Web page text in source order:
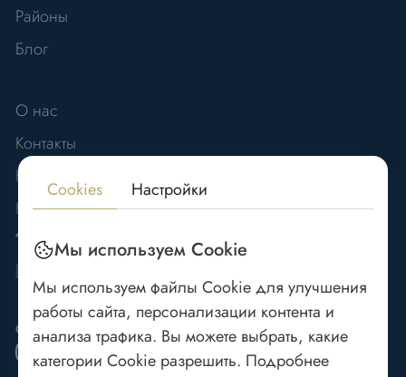
Районы
Блог
О нас
Контакты
Карьера
Новости
ДОКУМЕНТЫ
Политика конфиденциальности
СОЦ. СЕТИ
Cookies Настройки
Мы используем Cookie
Мы используем файлы Cookie для улучшения
работы сайта, персонализации контента и
анализа трафика. Вы можете выбрать, какие
категории Cookie разрешить. Подробнее